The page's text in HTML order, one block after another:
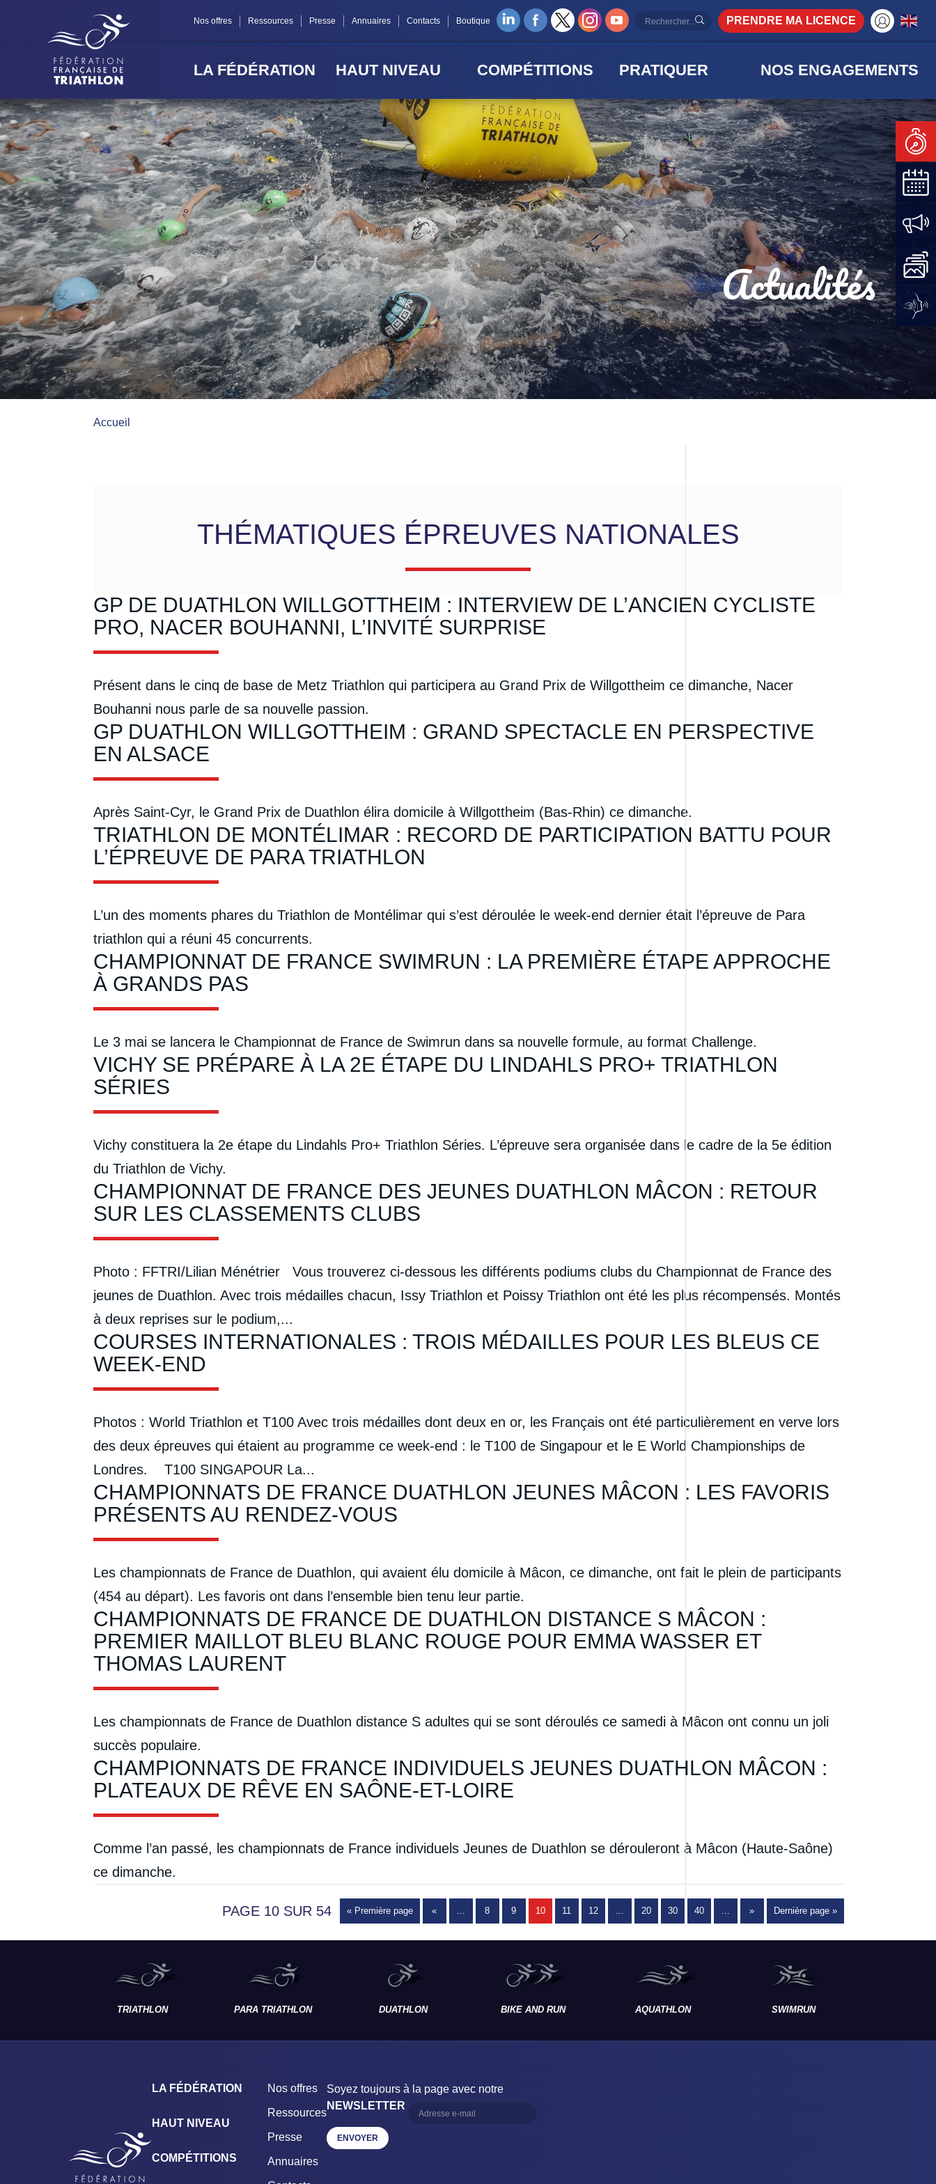
Nos offres Ressources Presse Annuaires Contacts Boutique PRENDRE MA LICENCE
LA FÉDÉRATION HAUT NIVEAU COMPÉTITIONS PRATIQUER NOS ENGAGEMENTS
Actualités
Accueil
THÉMATIQUES ÉPREUVES NATIONALES
GP DE DUATHLON WILLGOTTHEIM : INTERVIEW DE L’ANCIEN CYCLISTE
PRO, NACER BOUHANNI, L’INVITÉ SURPRISE
Présent dans le cinq de base de Metz Triathlon qui participera au Grand Prix de Willgottheim ce dimanche, Nacer
Bouhanni nous parle de sa nouvelle passion.
GP DUATHLON WILLGOTTHEIM : GRAND SPECTACLE EN PERSPECTIVE
EN ALSACE
Après Saint-Cyr, le Grand Prix de Duathlon élira domicile à Willgottheim (Bas-Rhin) ce dimanche.
TRIATHLON DE MONTÉLIMAR : RECORD DE PARTICIPATION BATTU POUR
L’ÉPREUVE DE PARA TRIATHLON
L’un des moments phares du Triathlon de Montélimar qui s’est déroulée le week-end dernier était l’épreuve de Para
triathlon qui a réuni 45 concurrents.
CHAMPIONNAT DE FRANCE SWIMRUN : LA PREMIÈRE ÉTAPE APPROCHE
À GRANDS PAS
Le 3 mai se lancera le Championnat de France de Swimrun dans sa nouvelle formule, au format Challenge.
VICHY SE PRÉPARE À LA 2E ÉTAPE DU LINDAHLS PRO+ TRIATHLON
SÉRIES
Vichy constituera la 2e étape du Lindahls Pro+ Triathlon Séries. L’épreuve sera organisée dans le cadre de la 5e édition
du Triathlon de Vichy.
CHAMPIONNAT DE FRANCE DES JEUNES DUATHLON MÂCON : RETOUR
SUR LES CLASSEMENTS CLUBS
Photo : FFTRI/Lilian Ménétrier Vous trouverez ci-dessous les différents podiums clubs du Championnat de France des
jeunes de Duathlon. Avec trois médailles chacun, Issy Triathlon et Poissy Triathlon ont été les plus récompensés. Montés
à deux reprises sur le podium,...
COURSES INTERNATIONALES : TROIS MÉDAILLES POUR LES BLEUS CE
WEEK-END
Photos : World Triathlon et T100 Avec trois médailles dont deux en or, les Français ont été particulièrement en verve lors
des deux épreuves qui étaient au programme ce week-end : le T100 de Singapour et le E World Championships de
Londres. T100 SINGAPOUR La...
CHAMPIONNATS DE FRANCE DUATHLON JEUNES MÂCON : LES FAVORIS
PRÉSENTS AU RENDEZ-VOUS
Les championnats de France de Duathlon, qui avaient élu domicile à Mâcon, ce dimanche, ont fait le plein de participants
(454 au départ). Les favoris ont dans l’ensemble bien tenu leur partie.
CHAMPIONNATS DE FRANCE DE DUATHLON DISTANCE S MÂCON :
PREMIER MAILLOT BLEU BLANC ROUGE POUR EMMA WASSER ET
THOMAS LAURENT
Les championnats de France de Duathlon distance S adultes qui se sont déroulés ce samedi à Mâcon ont connu un joli
succès populaire.
CHAMPIONNATS DE FRANCE INDIVIDUELS JEUNES DUATHLON MÂCON :
PLATEAUX DE RÊVE EN SAÔNE-ET-LOIRE
Comme l’an passé, les championnats de France individuels Jeunes de Duathlon se dérouleront à Mâcon (Haute-Saône)
ce dimanche.
PAGE 10 SUR 54 « Première page « ... 8 9 10 11 12 ... 20 30 40 ... » Dernière page »
TRIATHLON PARA TRIATHLON DUATHLON BIKE AND RUN AQUATHLON SWIMRUN
LA FÉDÉRATION
HAUT NIVEAU
COMPÉTITIONS
Nos offres
Ressources
Presse
Annuaires
Soyez toujours à la page avec notre
NEWSLETTER
Panneau de gestion des cookies